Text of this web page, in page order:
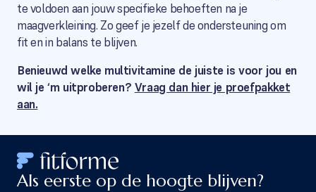
te voldoen aan jouw specifieke behoeften na je
maagverkleining. Zo geef je jezelf de ondersteuning om
fit en in balans te blijven.
Benieuwd welke multivitamine de juiste is voor jou en
wil je ‘m uitproberen? Vraag dan hier je proefpakket
aan.
Als eerste op de hoogte blijven?